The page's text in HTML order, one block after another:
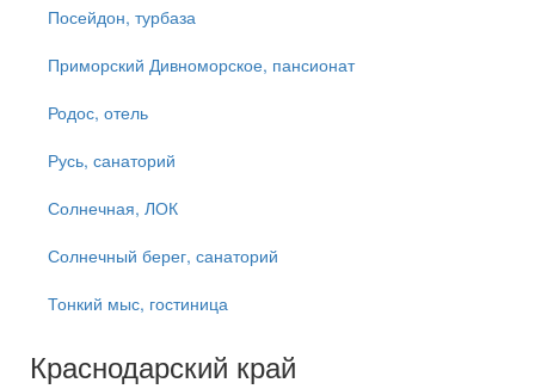
Посейдон, турбаза
Приморский Дивноморское, пансионат
Родос, отель
Русь, санаторий
Солнечная, ЛОК
Солнечный берег, санаторий
Тонкий мыс, гостиница
Краснодарский край